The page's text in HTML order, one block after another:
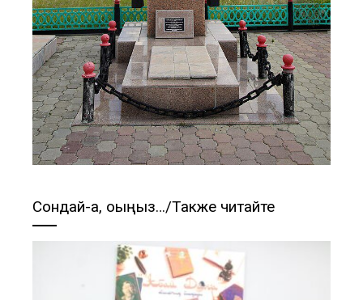
Сондай-ақ, оқыңыз…/Также читайте